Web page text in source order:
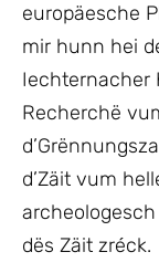
europäesche
mir hunn hei
Iechternacher
Recherchë
d’Zäit vum
dës Zäit zréck.